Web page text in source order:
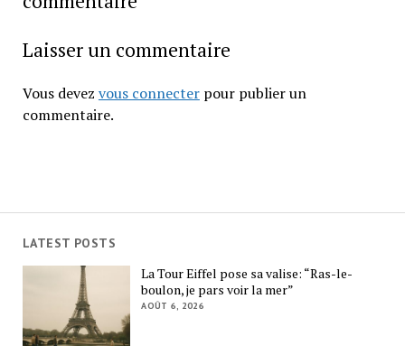
Laisser un commentaire
Vous devez vous connecterpour publier un
commentaire.
LATEST POSTS
La Tour Eiffel pose sa valise: “Ras-le-
boulon, je pars voir la mer”
AOÛT 6, 2026